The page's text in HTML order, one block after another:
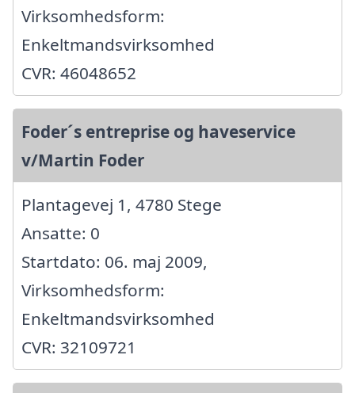
Virksomhedsform:
Enkeltmandsvirksomhed
CVR: 46048652
Foder´s entreprise og haveservice
v/Martin Foder
Plantagevej 1, 4780 Stege
Ansatte: 0
Startdato: 06. maj 2009,
Virksomhedsform:
Enkeltmandsvirksomhed
CVR: 32109721